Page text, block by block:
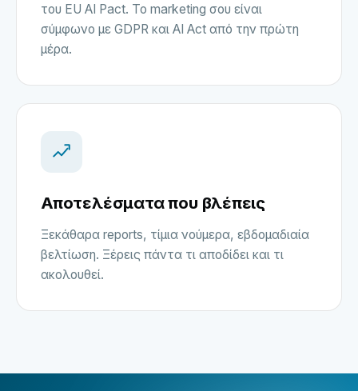
του EU AI Pact. Το marketing σου είναι
σύμφωνο με GDPR και AI Act από την πρώτη
μέρα.
Αποτελέσματα που βλέπεις
Ξεκάθαρα reports, τίμια νούμερα, εβδομαδιαία
βελτίωση. Ξέρεις πάντα τι αποδίδει και τι
ακολουθεί.